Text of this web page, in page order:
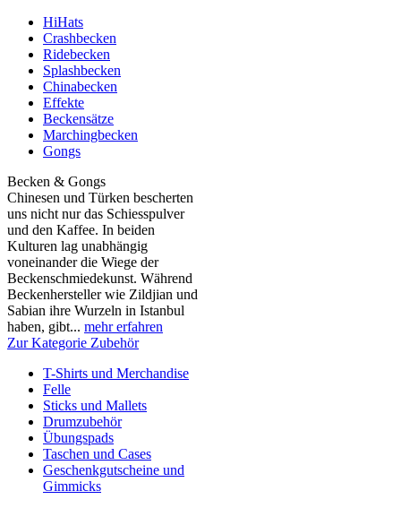
HiHats
Crashbecken
Ridebecken
Splashbecken
Chinabecken
Effekte
Beckensätze
Marchingbecken
Gongs
Becken & Gongs
Chinesen und Türken bescherten
uns nicht nur das Schiesspulver
und den Kaffee. In beiden
Kulturen lag unabhängig
voneinander die Wiege der
Beckenschmiedekunst. Während
Beckenhersteller wie Zildjian und
Sabian ihre Wurzeln in Istanbul
haben, gibt... mehr erfahren
Zur Kategorie Zubehör
T-Shirts und Merchandise
Felle
Sticks und Mallets
Drumzubehör
Übungspads
Taschen und Cases
Geschenkgutscheine und
Gimmicks